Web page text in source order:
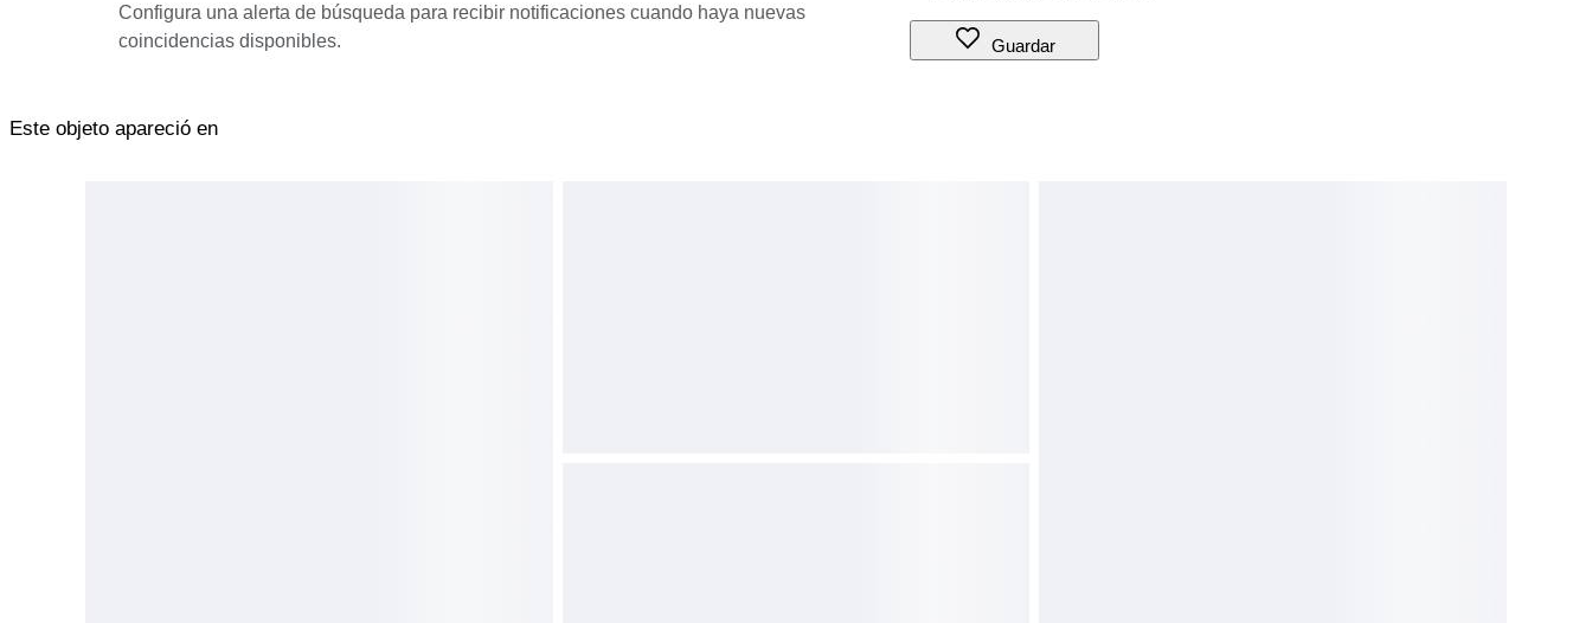
Configura una alerta de búsqueda para recibir notificaciones cuando haya nuevas
coincidencias disponibles.
Guardar
Este objeto apareció en